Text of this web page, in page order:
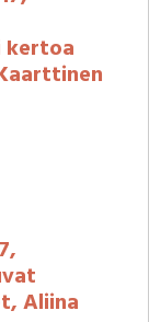
kertoa
Aliina